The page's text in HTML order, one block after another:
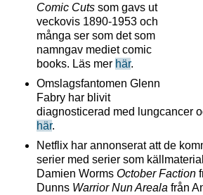
Comic Cuts som gavs ut
veckovis 1890-1953 och
många ser som det som
namngav mediet comic
books. Läs mer här.
Omslagsfantomen Glenn
Fabry har blivit
diagnosticerad med lungcancer
här.
Netflix har annonserat att de
serier med serier som
Damien Worms October Faction
Dunns Warrior Nun Areala från